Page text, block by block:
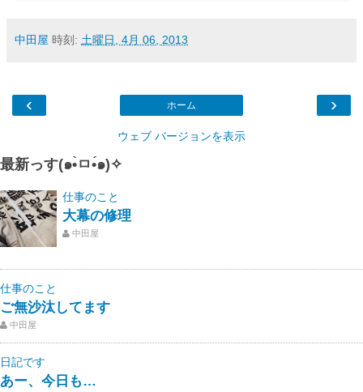
中田屋 時刻: 土曜日, 4月 06, 2013
‹ ›
ホーム
ウェブ バージョンを表示
最新っす(๑•̀ㅁ•́๑)✧
仕事のこと
大幕の修理
中田屋
仕事のこと
ご無沙汰してます
中田屋
日記です
あー、今日も…